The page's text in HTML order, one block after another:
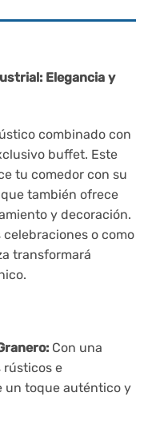
Elegancia y
combinado con
buffet. Este
tu comedor con su
también ofrece
y decoración.
o como
transformará
Con una
rústicos e
un toque auténtico y